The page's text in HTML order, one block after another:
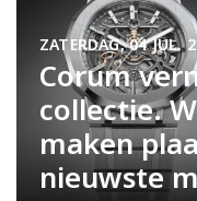
Corum
collectie.
maken
nieuwste
ZATERDAG, 04 JUL.